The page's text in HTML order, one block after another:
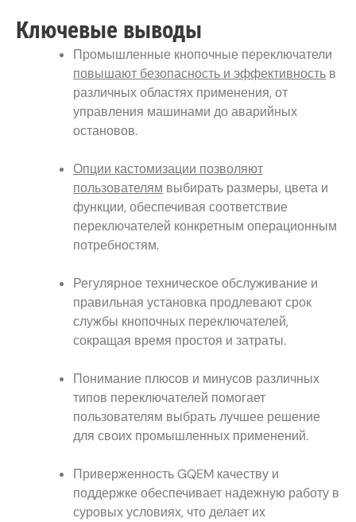
Ключевые выводы
Промышленные кнопочные переключатели
повышают безопасность и эффективность в
различных областях применения, от
управления машинами до аварийных
остановов.
Опции кастомизации позволяют
пользователям выбирать размеры, цвета и
функции, обеспечивая соответствие
переключателей конкретным операционным
потребностям.
Регулярное техническое обслуживание и
правильная установка продлевают срок
службы кнопочных переключателей,
сокращая время простоя и затраты.
Понимание плюсов и минусов различных
типов переключателей помогает
пользователям выбрать лучшее решение
для своих промышленных применений.
Приверженность GQEM качеству и
поддержке обеспечивает надежную работу в
суровых условиях, что делает их